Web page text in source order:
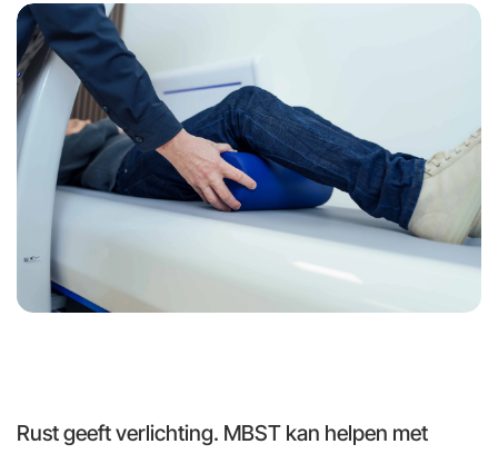
Rust geeft verlichting. MBST kan helpen met